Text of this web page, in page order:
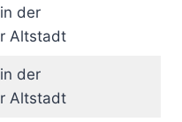
der
Altstadt
der
Altstadt